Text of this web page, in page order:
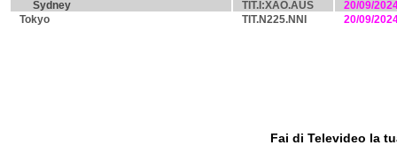
Sydney
TIT.I:XAO.AUS
20/09/
Tokyo
TIT.N225.NNI 20/09/
Fai di Televideo la